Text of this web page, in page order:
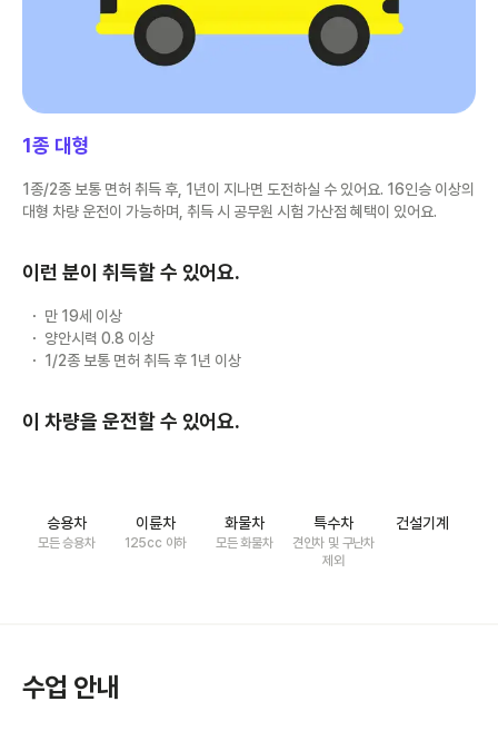
1종 대형
1종/2종 보통 면허 취득 후, 1년이 지나면 도전하실 수 있어요. 16인승 이상의
대형 차량 운전이 가능하며, 취득 시 공무원 시험 가산점 혜택이 있어요.
이런 분이 취득할 수 있어요.
만 19세 이상
양안시력 0.8 이상
1/2종 보통 면허 취득 후 1년 이상
이 차량을 운전할 수 있어요.
승용차
모든 승용차
이륜차
125cc 이하
화물차
모든 화물차
특수차
견인차 및 구난차
제외
건설기계
수업 안내